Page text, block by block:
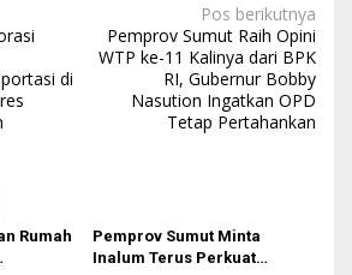
di
Pos berikutnya
Pemprov Sumut Raih Opini
WTP ke-11 Kalinya dari BPK
RI, Gubernur Bobby
Nasution Ingatkan OPD
Tetap Pertahankan
Rumah
Pemprov Sumut Minta
Inalum Terus Perkuat